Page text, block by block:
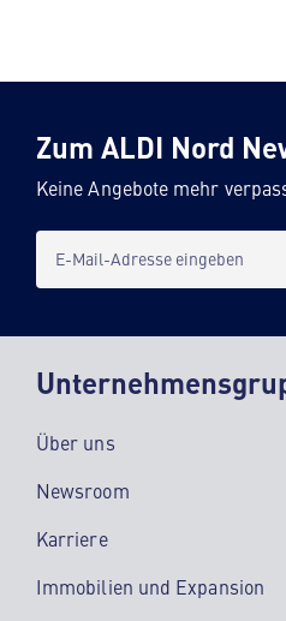
Zum ALDI Nord
Keine Angebote mehr
E-Mail-Adresse eingeben
Über uns
Newsroom
Karriere
Immobilien und Expansion